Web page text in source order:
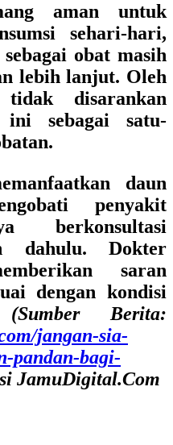
aman untuk
sehari-hari,
obat masih
lebih lanjut. Oleh
disarankan
ini sebagai satu-
daun
penyakit
berkonsultasi
dahulu. Dokter
saran
dengan kondisi
Berita:
jangan-sia-
pandan-bagi-
JamuDigital.Com